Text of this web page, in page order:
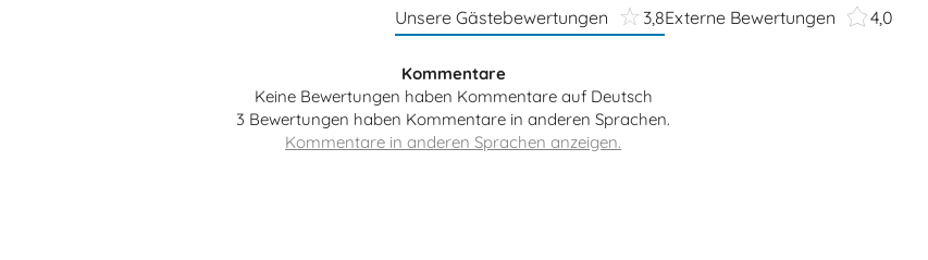
Unsere Gästebewertungen 3,8Externe Bewertungen 4,0
Kommentare
Keine Bewertungen haben Kommentare auf Deutsch
3 Bewertungen haben Kommentare in anderen Sprachen.